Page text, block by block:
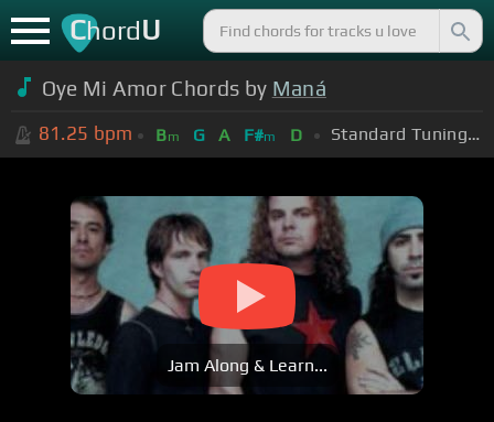
ChordU
Oye Mi Amor Chords by Maná
81.25 bpm Bm G A F#m D Standard Tuning (EADGBE)
Jam Along & Learn...